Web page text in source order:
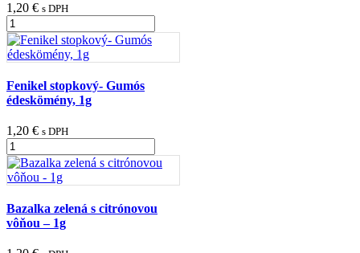
1,20 € s DPH
množstvo
Bazalka
zelená
so
škoricovou
vôňou
-
Fenikel stopkový- Gumós
édeskömény, 1g
1,20 € s DPH
množstvo
Fenikel
stopkový-
Gumós
édeskömény,
1g
Bazalka zelená s citrónovou
vôňou – 1g